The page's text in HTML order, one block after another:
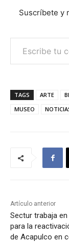
Suscríbete y
Escribe tu correo electrónico…
TAGS ARTE
MUSEO
Artículo anterior
Sectur trabaja
para la
de Acapulco en